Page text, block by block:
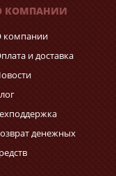
КОМПАНИИ
компании
и доставка
денежных